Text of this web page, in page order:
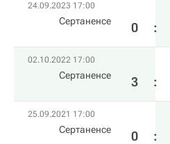
24.09.2023 17:00
Сертаненсе 0 :
02.10.2022 17:00
Сертаненсе 3 :
25.09.2021 17:00
Сертаненсе 0 :